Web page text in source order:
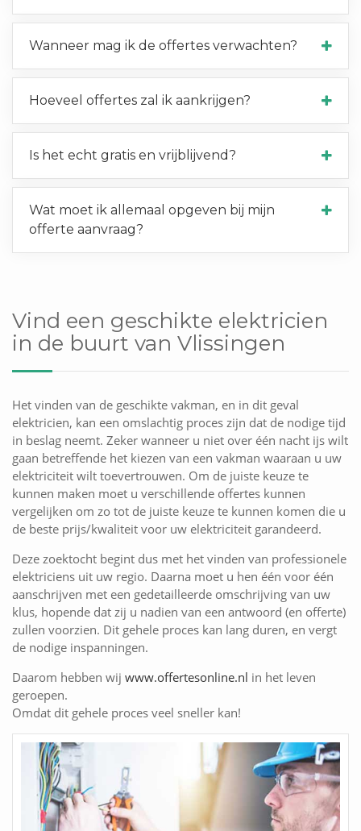
Wanneer mag ik de offertes verwachten?
Hoeveel offertes zal ik aankrijgen?
Is het echt gratis en vrijblijvend?
Wat moet ik allemaal opgeven bij mijn
offerte aanvraag?
Vind een geschikte elektricien
in de buurt van Vlissingen
Het vinden van de geschikte vakman, en in dit geval
elektricien, kan een omslachtig proces zijn dat de nodige tijd
in beslag neemt. Zeker wanneer u niet over één nacht ijs wilt
gaan betreffende het kiezen van een vakman waaraan u uw
elektriciteit wilt toevertrouwen. Om de juiste keuze te
kunnen maken moet u verschillende offertes kunnen
vergelijken om zo tot de juiste keuze te kunnen komen die u
de beste prijs/kwaliteit voor uw elektriciteit garandeerd.
Deze zoektocht begint dus met het vinden van professionele
elektriciens uit uw regio. Daarna moet u hen één voor één
aanschrijven met een gedetailleerde omschrijving van uw
klus, hopende dat zij u nadien van een antwoord (en offerte)
zullen voorzien. Dit gehele proces kan lang duren, en vergt
de nodige inspanningen.
Daarom hebben wij www.offertesonline.nl in het leven
geroepen.
Omdat dit gehele proces veel sneller kan!